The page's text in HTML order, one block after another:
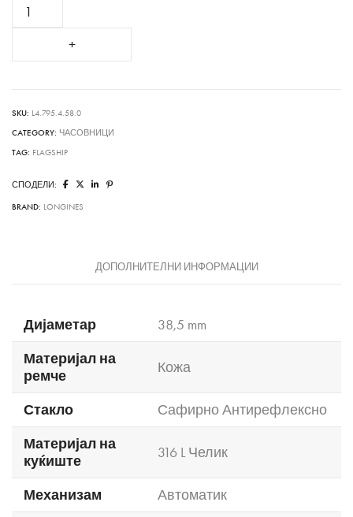
SKU: L4.795.4.58.0
CATEGORY: ЧАСОВНИЦИ
TAG: FLAGSHIP
СПОДЕЛИ:
BRAND: LONGINES
ДОПОЛНИТЕЛНИ ИНФОРМАЦИИ
Дијаметар
38,5 mm
Материјал на
ремче
Кожа
Стакло
Сафирно Антирефлексно
Материјал на
куќиште
316 L Челик
Механизам
Автоматик